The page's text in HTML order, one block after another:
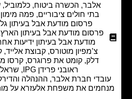
הכשרה ביטוח, כלמוביל,עמותת
בתי חולים ציבוריים,פמה מימון לרכב,
פרסום מודעת אבל בעיתון גלובס,
פרסום מודעת אבל בעיתון הארץ,פרסום
מודעת אבל בעיתון ידיעות אחרונות,
צ’מפיון מוטורס ,קבוצת אלייד,קבוצת
קומט את פרוגרס ,קרסו מוטורס
ראובני פרידן IPG
,שראל
חברת אלבר, ההנהלה והדירקטוריון
את משפחת אלעזרא על מות האם.